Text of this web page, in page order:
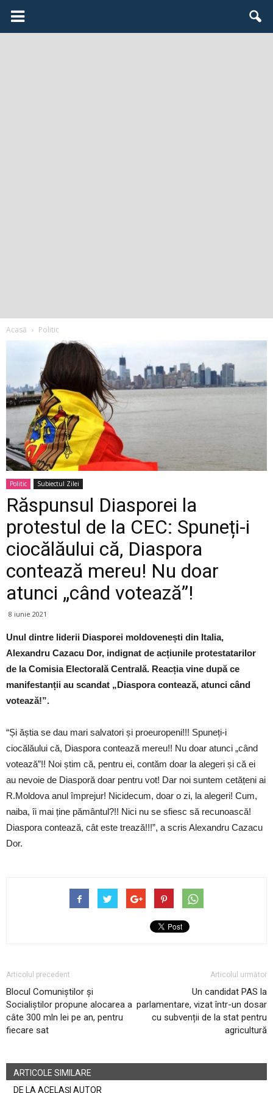
Acasă Politic
Politic Subiectul Zilei
Răspunsul Diasporei la
protestul de la CEC: Spuneți-i
ciocălăului că, Diaspora
contează mereu! Nu doar
atunci „când votează”!
8 iunie 2021
Unul dintre liderii Diasporei moldovenești din Italia,
Alexandru Cazacu Dor, indignat de acțiunile protestatarilor
de la Comisia Electorală Centrală. Reacția vine după ce
manifestanții au scandat „Diaspora contează, atunci când
votează!”.
“Și ăștia se dau mari salvatori și proeuropeni!!! Spuneți-i
ciocălăului că, Diaspora contează mereu!! Nu doar atunci „când
votează”!! Noi știm că, pentru ei, contăm doar la alegeri și că ei
au nevoie de Diasporă doar pentru vot! Dar noi suntem cetățeni ai
R.Moldova anul împrejur! Nicidecum, doar o zi, la alegeri! Cum,
naiba, îi mai ține pământul?!! Nici nu se sfiesc să recunoască!
Diaspora contează, cât este trează!!!”, a scris Alexandru Cazacu
Dor.
Articolul precedent
Blocul Comuniștilor și
Socialiștilor propune alocarea a
câte 300 mln lei pe an, pentru
fiecare sat
Articolul următor
Un candidat PAS la
parlamentare, vizat într-un dosar
cu subvenții de la stat pentru
agricultură
ARTICOLE SIMILARE
DE LA ACELAȘI AUTOR